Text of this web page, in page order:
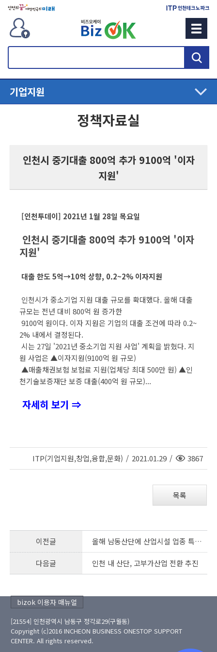
검
기업지원
정책자료실
인천시 중기대출 800억 추가 9100억 '이자
지원'
[인천투데이] 2021년 1월 28일 목요일
인천시 중기대출 800억 추가 9100억 '이자
지원'
대출 한도 5억→10억 상향, 0.2~2% 이자지원
인천시가 중소기업 지원 대출 규모를 확대했다. 올해 대출
규모는 전년 대비 800억 원 증가한
9100억 원이다. 이자 지원은 기업의 대출 조건에 따라 0.2~
2% 내에서 결정된다.
시는 27일 '2021년 중소기업 지원 사업' 계획을 밝혔다. 지
원 사업은 ▲이자지원(9100억 원 규모)
▲매출채권보험 보험료 지원(업체당 최대 500만 원) ▲인
천기술보증재단 보증 대출(400억 원 규모)...
자세히 보기 ⇒
ITP(기업지원,창업,융합,문화) / 2021.01.29 /
조
회
3867
목록
이전글 올해 남동산단에 산업시설 업종 특례지구 도입 검토
다음글 인천 내 산단, 고부가산업 전환 추진
bizok 이용자 매뉴얼
[21554] 인천광역시 남동구 정각로29(구월동)
Copyright (c)2016 INCHEON BUSINESS ONESTOP SUPPORT
CENTER. All rights reserved.